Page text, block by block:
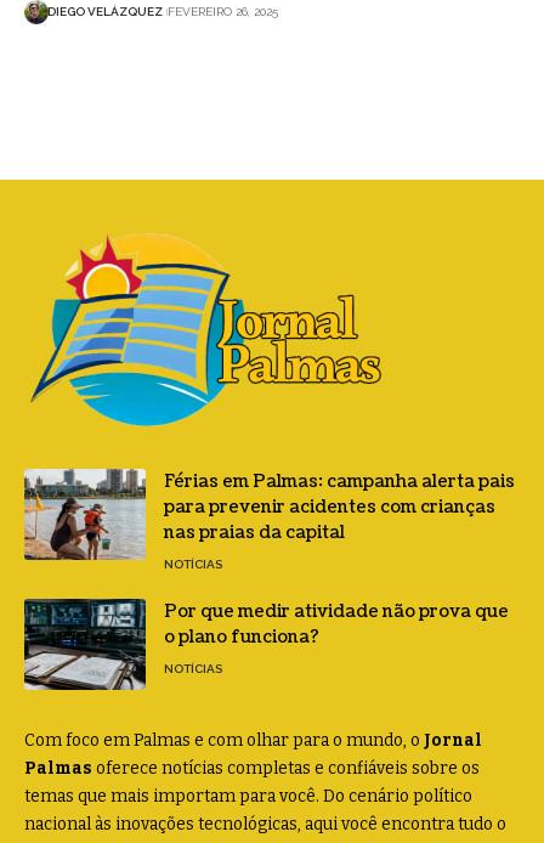
DIEGO VELÁZQUEZ FEVEREIRO 26, 2025
Férias em Palmas: campanha alerta pais
para prevenir acidentes com crianças
nas praias da capital
NOTÍCIAS
Por que medir atividade não prova que
o plano funciona?
NOTÍCIAS
Com foco em Palmas e com olhar para o mundo, o Jornal
Palmas oferece notícias completas e confiáveis sobre os
temas que mais importam para você. Do cenário político
nacional às inovações tecnológicas, aqui você encontra tudo o